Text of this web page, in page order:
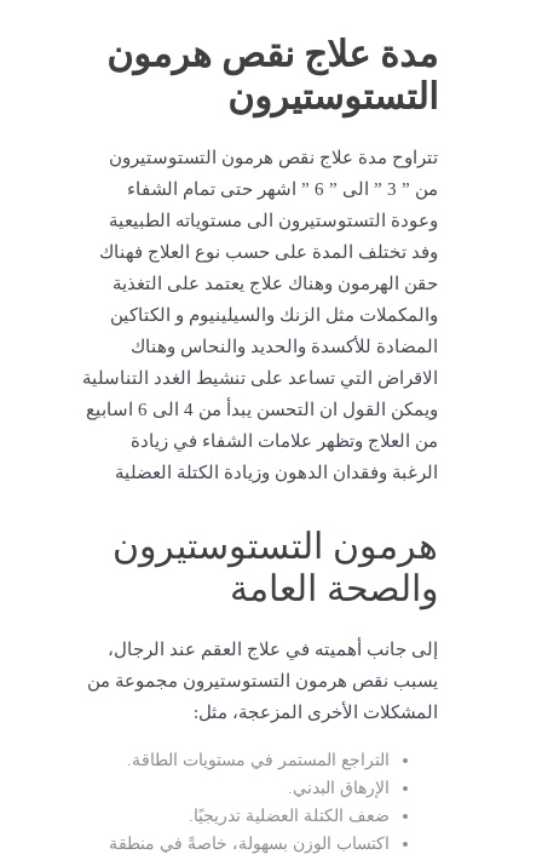
مدة علاج نقص هرمون
التستوستيرون​
تتراوح مدة علاج نقص هرمون التستوستيرون​
من ” 3 ” الى ” 6 ” اشهر حتى تمام الشفاء
وعودة التستوستيرون الى مستوياته الطبيعية
وفد تختلف المدة على حسب نوع العلاج فهناك
حقن الهرمون وهناك علاج يعتمد على التغذية
والمكملات مثل الزنك والسيلينيوم و الكتاكين
المضادة للأكسدة والحديد والنحاس وهناك
الاقراض التي تساعد على تنشيط الغدد التناسلية
ويمكن القول ان التحسن يبدأ من 4 الى 6 اسابيع
من العلاج وتظهر علامات الشفاء في زيادة
الرغبة وفقدان الدهون وزيادة الكتلة العضلية
هرمون التستوستيرون
والصحة العامة
إلى جانب أهميته في علاج العقم عند الرجال،
يسبب نقص هرمون التستوستيرون مجموعة من
المشكلات الأخرى المزعجة، مثل:
التراجع المستمر في مستويات الطاقة.
الإرهاق البدني.
ضعف الكتلة العضلية تدريجيًا.
اكتساب الوزن بسهولة، خاصةً في منطقة